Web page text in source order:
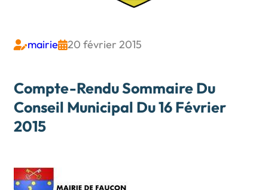
mairie20 février 2015
Compte-Rendu Sommaire Du
Conseil Municipal Du 16 Février
2015